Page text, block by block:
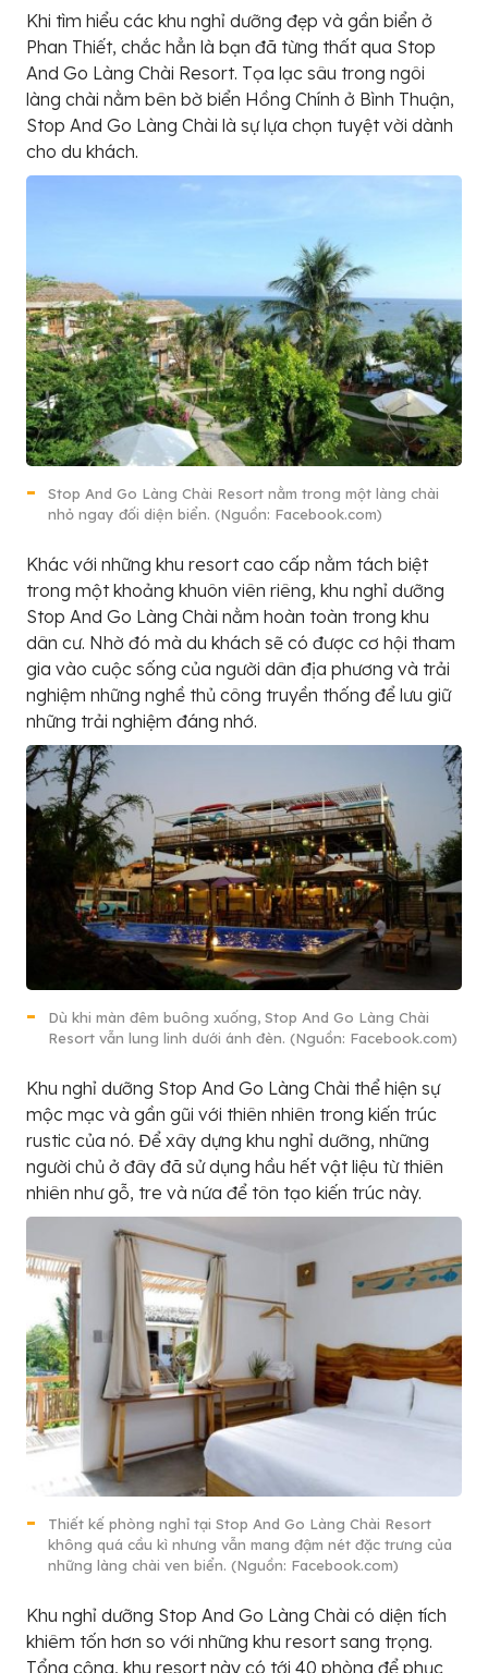
Khi tìm hiểu các khu nghỉ dưỡng đẹp và gần biển ở
Phan Thiết, chắc hẳn là bạn đã từng thất qua Stop
And Go Làng Chài Resort. Tọa lạc sâu trong ngôi
làng chài nằm bên bờ biển Hồng Chính ở Bình Thuận,
Stop And Go Làng Chài là sự lựa chọn tuyệt vời dành
cho du khách.
Stop And Go Làng Chài Resort nằm trong một làng chài
nhỏ ngay đối diện biển. (Nguồn: Facebook.com)
Khác với những khu resort cao cấp nằm tách biệt
trong một khoảng khuôn viên riêng, khu nghỉ dưỡng
Stop And Go Làng Chài nằm hoàn toàn trong khu
dân cư. Nhờ đó mà du khách sẽ có được cơ hội tham
gia vào cuộc sống của người dân địa phương và trải
nghiệm những nghề thủ công truyền thống để lưu giữ
những trải nghiệm đáng nhớ.
Dù khi màn đêm buông xuống, Stop And Go Làng Chài
Resort vẫn lung linh dưới ánh đèn. (Nguồn: Facebook.com)
Khu nghỉ dưỡng Stop And Go Làng Chài thể hiện sự
mộc mạc và gần gũi với thiên nhiên trong kiến trúc
rustic của nó. Để xây dựng khu nghỉ dưỡng, những
người chủ ở đây đã sử dụng hầu hết vật liệu từ thiên
nhiên như gỗ, tre và nứa để tôn tạo kiến trúc này.
Thiết kế phòng nghỉ tại Stop And Go Làng Chài Resort
không quá cầu kì nhưng vẫn mang đậm nét đặc trưng của
những làng chài ven biển. (Nguồn: Facebook.com)
Khu nghỉ dưỡng Stop And Go Làng Chài có diện tích
khiêm tốn hơn so với những khu resort sang trọng.
Tổng cộng, khu resort này có tới 40 phòng để phục